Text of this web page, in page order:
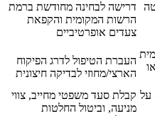
דרישה לבחינה מחודשת ברמת
הרשות המקומית והקפאת
צעדים אופרטיביים
העברת הטיפול לדרג הפיקוח
הארצי/מחוזי לבדיקה חיצונית
על קבלת סעד משפטי מחייב, צווי
מניעה, וביטול החלטות